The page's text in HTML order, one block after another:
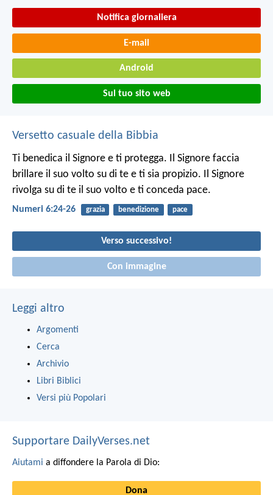
Notifica giornaliera
E-mail
Android
Sul tuo sito web
Versetto casuale della Bibbia
Ti benedica il Signore e ti protegga. Il Signore faccia
brillare il suo volto su di te e ti sia propizio. Il Signore
rivolga su di te il suo volto e ti conceda pace.
Numeri 6:24-26 grazia benedizione pace
Verso successivo!
Con immagine
Leggi altro
Argomenti
Cerca
Archivio
Libri Biblici
Versi più Popolari
Supportare DailyVerses.net
Aiutami a diffondere la Parola di Dio:
Dona